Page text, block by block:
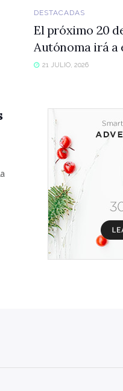
DESTACADAS
El próximo 20
Autónoma irá a
21 JULIO, 2026